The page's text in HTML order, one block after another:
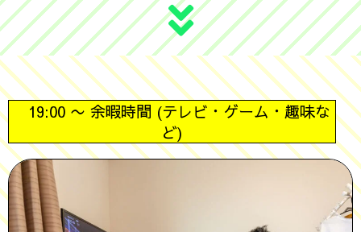
19:00 〜 余暇時間 (テレビ・ゲーム・趣味な
ど)